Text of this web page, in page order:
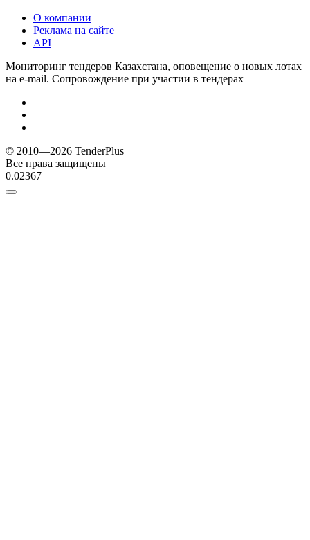
О компании
Реклама на сайте
API
Мониторинг тендеров Казахстана, оповещение о новых лотах
на e-mail. Сопровождение при участии в тендерах
© 2010—2026 TenderPlus
Все права защищены
0.02367